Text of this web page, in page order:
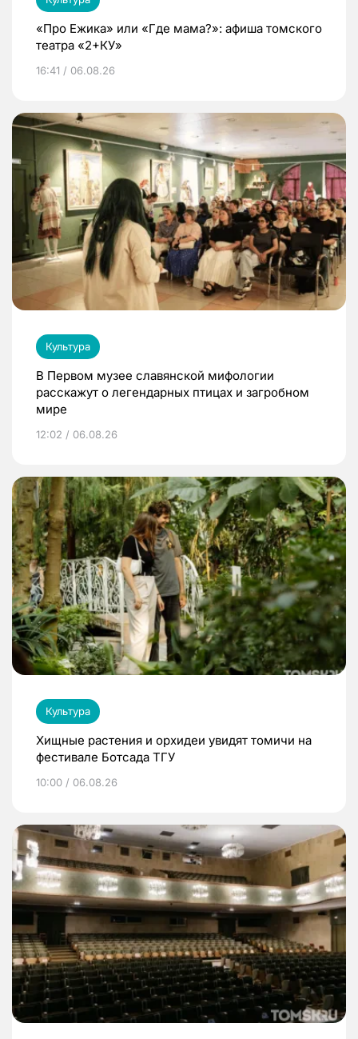
«Про Ежика» или «Где мама?»: афиша томского
театра «2+КУ»
16:41 / 06.08.26
Культура
В Первом музее славянской мифологии
расскажут о легендарных птицах и загробном
мире
12:02 / 06.08.26
Культура
Хищные растения и орхидеи увидят томичи на
фестивале Ботсада ТГУ
10:00 / 06.08.26